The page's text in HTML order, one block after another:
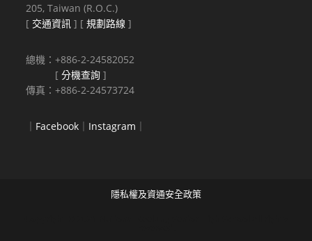
205, Taiwan (R.O.C.)
[ 交通資訊 ] [規劃路線 ]
總機：+886-2-24582052
[分機查詢 ]
傳真：+886-2-24573724
｜ Facebook ｜ Instagram ｜
隱私權及資通安全政策